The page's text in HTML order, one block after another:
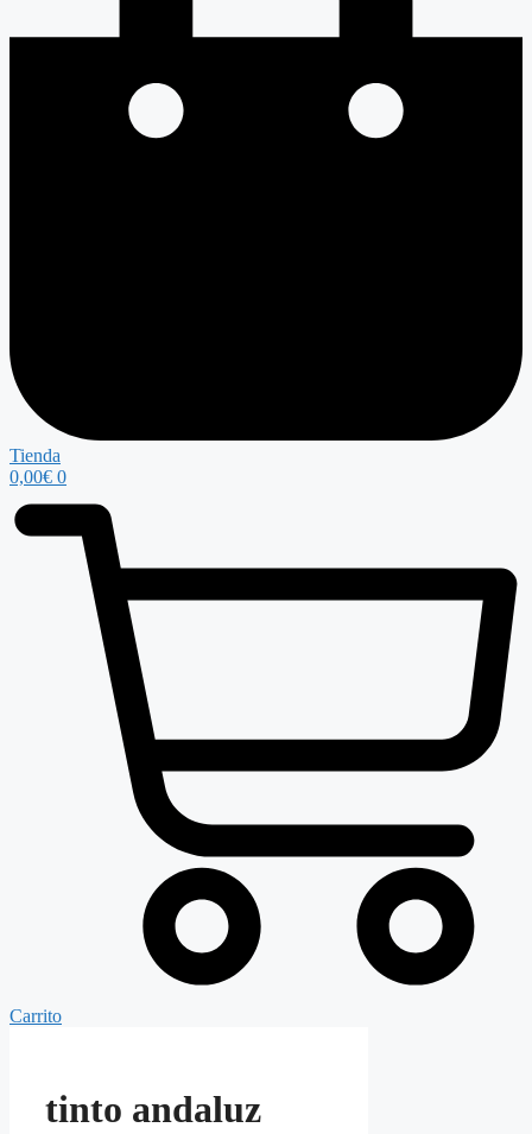
Tienda
0,00€ 0
Carrito
tinto andaluz